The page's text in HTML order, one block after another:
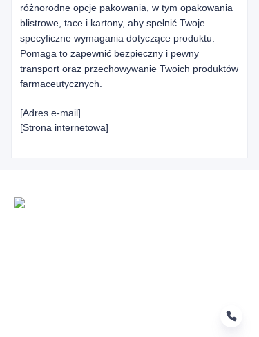
różnorodne opcje pakowania, w tym opakowania
blistrowe, tace i kartony, aby spełnić Twoje
specyficzne wymagania dotyczące produktu.
Pomaga to zapewnić bezpieczny i pewny
transport oraz przechowywanie Twoich produktów
farmaceutycznych.
[Adres e-mail]
[Strona internetowa]